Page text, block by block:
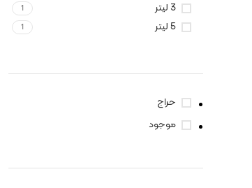
3 لیتر 1
5 لیتر 1
حراج
موجود